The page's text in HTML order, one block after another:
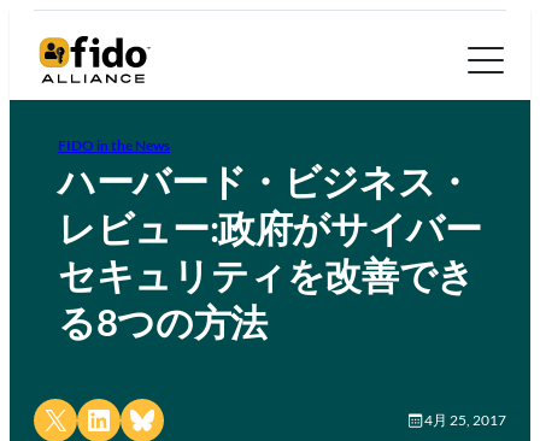
FIDO in the News
ハーバード・ビジネス・
レビュー:政府がサイバー
セキュリティを改善でき
る8つの方法
Share on X Share on LinkedIn
Share on Bluesky 4月 25, 2017